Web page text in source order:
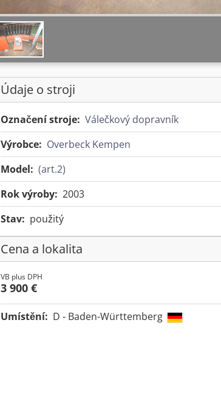
Údaje o stroji
Označení stroje: Válečkový dopravník
Výrobce: Overbeck Kempen
Model: (art.2)
Rok výroby: 2003
Stav: použitý
Cena a lokalita
VB plus DPH
3 900 €
Umístění: D - Baden-Württemberg